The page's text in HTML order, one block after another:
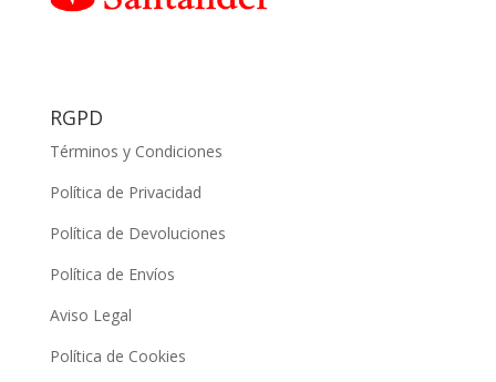
RGPD
Términos y Condiciones
Política de Privacidad
Política de Devoluciones
Política de Envíos
Aviso Legal
Política de Cookies